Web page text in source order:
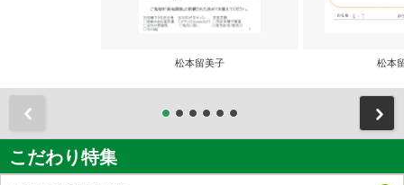
松本留美子 松本
こだわり特集